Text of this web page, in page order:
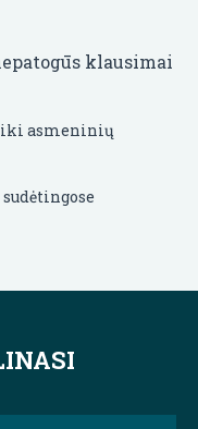
klausimai
iki asmeninių